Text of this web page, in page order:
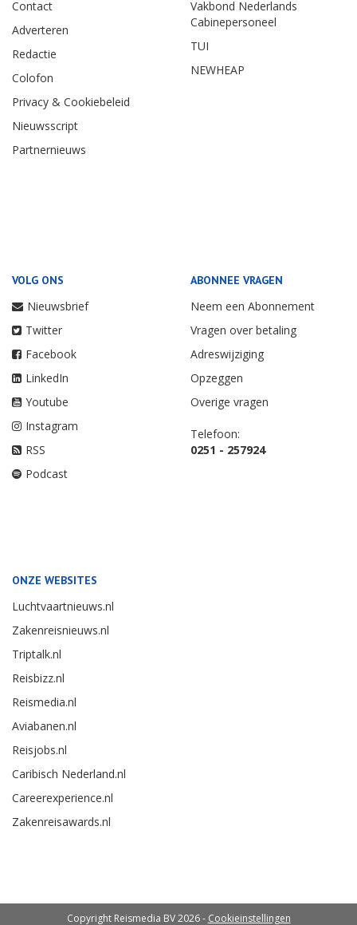
Contact
Adverteren
Redactie
Colofon
Privacy & Cookiebeleid
Nieuwsscript
Partnernieuws
Vakbond Nederlands
Cabinepersoneel
TUI
NEWHEAP
VOLG ONS
Nieuwsbrief
Twitter
Facebook
LinkedIn
Youtube
Instagram
RSS
Podcast
ABONNEE VRAGEN
Neem een Abonnement
Vragen over betaling
Adreswijziging
Opzeggen
Overige vragen
Telefoon:
0251 - 257924
ONZE WEBSITES
Luchtvaartnieuws.nl
Zakenreisnieuws.nl
Triptalk.nl
Reisbizz.nl
Reismedia.nl
Aviabanen.nl
Reisjobs.nl
Caribisch Nederland.nl
Careerexperience.nl
Zakenreisawards.nl
Copyright Reismedia BV 2026 - Cookieinstellingen